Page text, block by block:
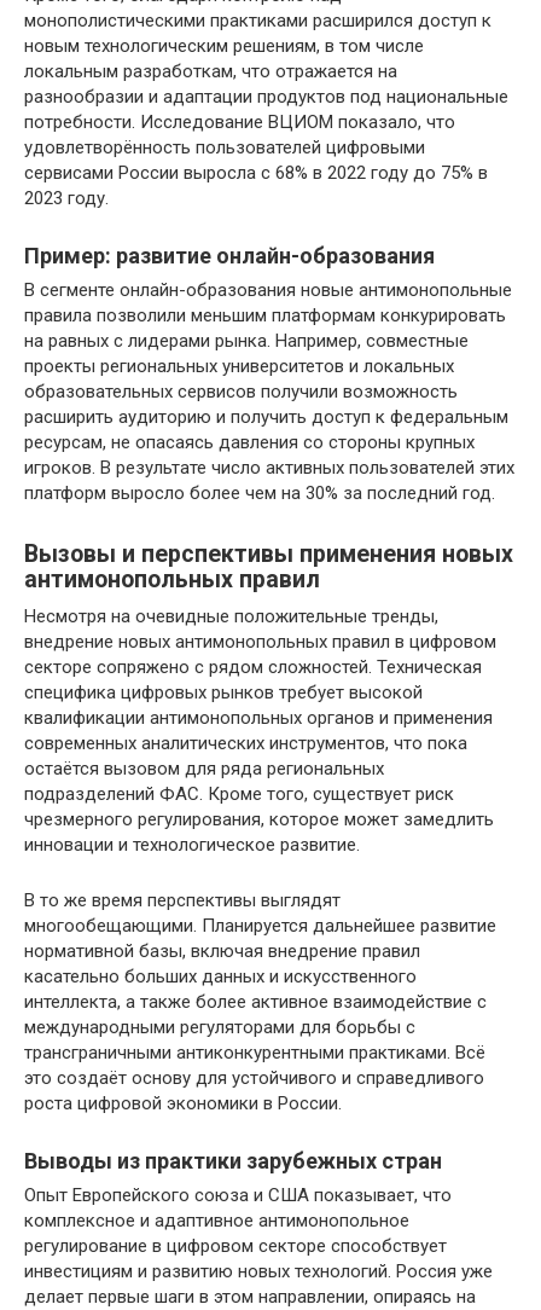
монополистическими практиками расширился доступ к
новым технологическим решениям, в том числе
локальным разработкам, что отражается на
разнообразии и адаптации продуктов под национальные
потребности. Исследование ВЦИОМ показало, что
удовлетворённость пользователей цифровыми
сервисами России выросла с 68% в 2022 году до 75% в
2023 году.
Пример: развитие онлайн-образования
В сегменте онлайн-образования новые антимонопольные
правила позволили меньшим платформам конкурировать
на равных с лидерами рынка. Например, совместные
проекты региональных университетов и локальных
образовательных сервисов получили возможность
расширить аудиторию и получить доступ к федеральным
ресурсам, не опасаясь давления со стороны крупных
игроков. В результате число активных пользователей этих
платформ выросло более чем на 30% за последний год.
Вызовы и перспективы применения новых
антимонопольных правил
Несмотря на очевидные положительные тренды,
внедрение новых антимонопольных правил в цифровом
секторе сопряжено с рядом сложностей. Техническая
специфика цифровых рынков требует высокой
квалификации антимонопольных органов и применения
современных аналитических инструментов, что пока
остаётся вызовом для ряда региональных
подразделений ФАС. Кроме того, существует риск
чрезмерного регулирования, которое может замедлить
инновации и технологическое развитие.
В то же время перспективы выглядят
многообещающими. Планируется дальнейшее развитие
нормативной базы, включая внедрение правил
касательно больших данных и искусственного
интеллекта, а также более активное взаимодействие с
международными регуляторами для борьбы с
трансграничными антиконкурентными практиками. Всё
это создаёт основу для устойчивого и справедливого
роста цифровой экономики в России.
Выводы из практики зарубежных стран
Опыт Европейского союза и США показывает, что
комплексное и адаптивное антимонопольное
регулирование в цифровом секторе способствует
инвестициям и развитию новых технологий. Россия уже
делает первые шаги в этом направлении, опираясь на